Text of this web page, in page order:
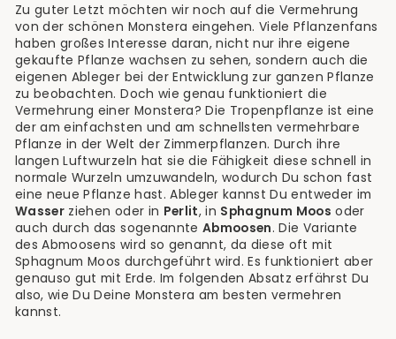
Zu guter Letzt möchten wir noch auf die Vermehrung
von der schönen Monstera eingehen. Viele Pflanzenfans
haben großes Interesse daran, nicht nur ihre eigene
gekaufte Pflanze wachsen zu sehen, sondern auch die
eigenen Ableger bei der Entwicklung zur ganzen Pflanze
zu beobachten. Doch wie genau funktioniert die
Vermehrung einer Monstera? Die Tropenpflanze ist eine
der am einfachsten und am schnellsten vermehrbare
Pflanze in der Welt der Zimmerpflanzen. Durch ihre
langen Luftwurzeln hat sie die Fähigkeit diese schnell in
normale Wurzeln umzuwandeln, wodurch Du schon fast
eine neue Pflanze hast. Ableger kannst Du entweder im
Wasser ziehen oder in Perlit, in Sphagnum Moos oder
auch durch das sogenannte Abmoosen. Die Variante
des Abmoosens wird so genannt, da diese oft mit
Sphagnum Moos durchgeführt wird. Es funktioniert aber
genauso gut mit Erde. Im folgenden Absatz erfährst Du
also, wie Du Deine Monstera am besten vermehren
kannst.